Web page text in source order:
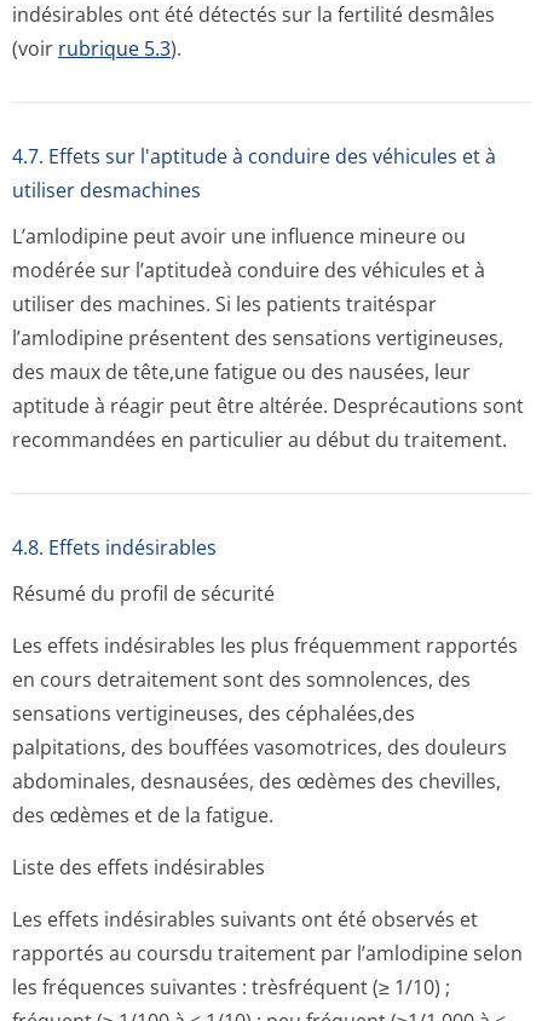
indésirables ont été détectés sur la fertilité desmâles
(voir rubrique 5.3).
4.7. Effets sur l'aptitude à conduire des véhicules et à
utiliser desmachines
L’amlodipine peut avoir une influence mineure ou
modérée sur l’aptitudeà conduire des véhicules et à
utiliser des machines. Si les patients traitéspar
l’amlodipine présentent des sensations vertigineuses,
des maux de tête,une fatigue ou des nausées, leur
aptitude à réagir peut être altérée. Desprécautions sont
recommandées en particulier au début du traitement.
4.8. Effets indésirables
Résumé du profil de sécurité
Les effets indésirables les plus fréquemment rapportés
en cours detraitement sont des somnolences, des
sensations vertigineuses, des céphalées,des
palpitations, des bouffées vasomotrices, des douleurs
abdominales, desnausées, des œdèmes des chevilles,
des œdèmes et de la fatigue.
Liste des effets indésirables
Les effets indésirables suivants ont été observés et
rapportés au coursdu traitement par l’amlodipine selon
les fréquences suivantes : trèsfréquent (≥ 1/10) ;